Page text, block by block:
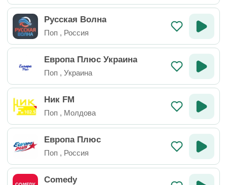
Русская Волна
Поп , Россия
Европа Плюс Украина
Поп , Украина
Ник FM
Поп , Молдова
Европа Плюс
Поп , Россия
Comedy